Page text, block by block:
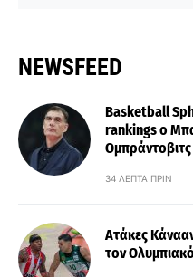
NEWSFEED
Basketball
rankings ο
Ομπράντοβιτς
34 ΛΕΠΤΆ ΠΡΙΝ
Ατάκες
τον Ολυμπιακό